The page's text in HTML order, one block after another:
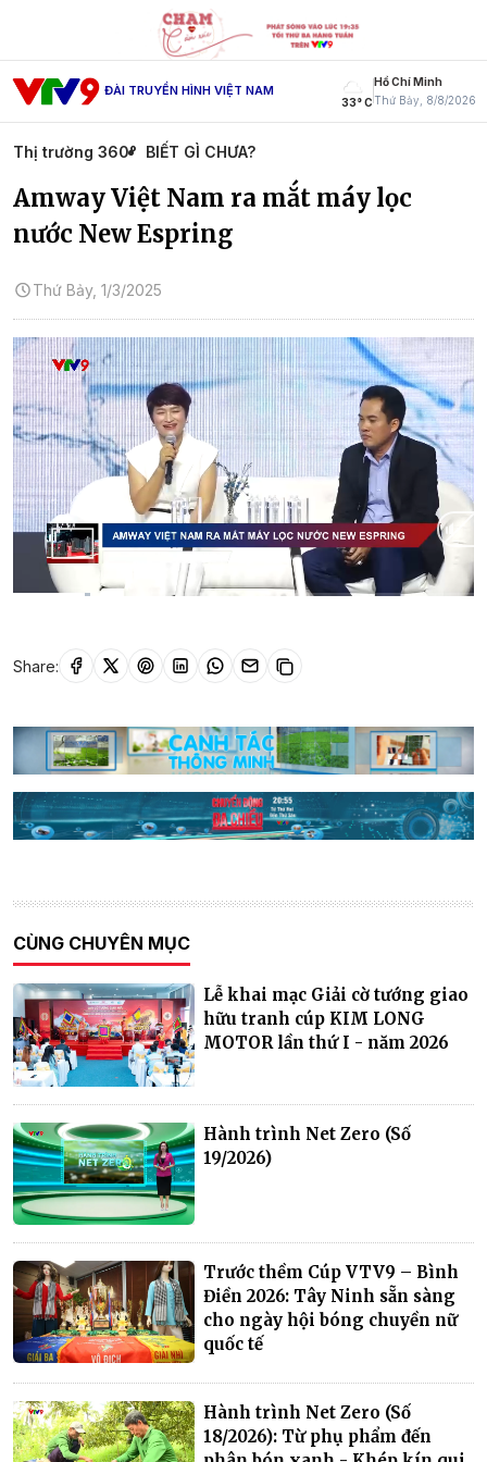
ĐÀI TRUYỀN HÌNH VIỆT NAM
33° C
Hồ Chí Minh
Thứ Bảy, 8/8/2026
Thị trường 360° BIẾT GÌ CHƯA?
Amway Việt Nam ra mắt máy lọc
nước New Espring
Thứ Bảy, 1/3/2025
Share:
CÙNG CHUYÊN MỤC
Lễ khai mạc Giải cờ tướng giao
hữu tranh cúp KIM LONG
MOTOR lần thứ I - năm 2026
Hành trình Net Zero (Số
19/2026)
Trước thềm Cúp VTV9 – Bình
Điền 2026: Tây Ninh sẵn sàng
cho ngày hội bóng chuyền nữ
quốc tế
Hành trình Net Zero (Số
18/2026): Từ phụ phẩm đến